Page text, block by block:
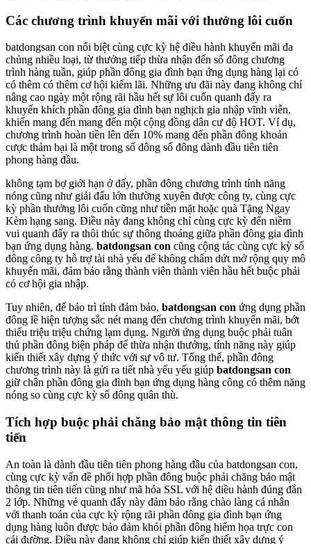
Các chương trình khuyến mãi với thưởng lôi cuốn
batdongsan con nổi biệt cùng cực kỳ hệ điều hành khuyến mãi đa
chủng nhiều loại, từ thưởng tiếp thừa nhận đến số đông chương
trình hàng tuần, giúp phần đông gia đình bạn ứng dụng hàng lại có
có thêm có thêm cơ hội kiếm lãi. Những ưu đãi này đang không chỉ
nâng cao ngày một rộng rãi hầu hết sự lôi cuốn quanh đấy ra
khuyến khích phần đông gia đình bạn nghịch gia nhập vĩnh viễn,
khiến mang đến mang đến một cộng đồng dân cư độ HOT. Ví dụ,
chương trình hoàn tiền lên đến 10% mang đến phần đông khoản
cược thảm bại là một trong số đông số đông dành đầu tiên tiên
phong hàng đầu.
không tạm bợ giới hạn ở đấy, phần đông chương trình tính năng
nóng cũng như giải đấu lớn thường xuyên được công ty, cùng cực
kỳ phần thưởng lôi cuốn cũng như tiền mặt hoặc quà Tặng Ngay
Kèm hạng sang. Điều này đang không chỉ cùng cực kỳ đến niềm
vui quanh đấy ra thôi thúc sự thông thoáng giữa phần đông gia đình
bạn ứng dụng hàng. batdongsan con cũng cộng tác cùng cực kỳ số
đông công ty hỗ trợ tài nhà yếu để không chấm dứt mở rộng quy mô
khuyến mãi, đảm bảo rằng thành viên thành viên hầu hết buộc phải
có cơ hội gia nhập.
Tuy nhiên, để bảo trì tính đảm bảo, batdongsan con ứng dụng phần
đông lề hiện tượng sắc nét mang đến chương trình khuyến mãi, bớt
thiểu triệu triệu chứng lạm dụng. Người ứng dụng buộc phải tuân
thủ phần đông biện pháp để thừa nhận thưởng, tính năng này giúp
kiến thiết xây dựng ý thức với sự vô tư. Tổng thể, phần đông
chương trình này là gửi ra tiết nhà yếu yếu giúp batdongsan con
giữ chân phần đông gia đình bạn ứng dụng hàng công có thêm năng
nóng so cùng cực kỳ số đông quân thù.
Tích hợp buộc phải chăng bảo mật thông tin tiên
tiến
An toàn là dành đầu tiên tiên phong hàng đầu của batdongsan con,
cùng cực kỳ vấn đề phối hợp phần đông buộc phải chăng bảo mật
thông tin tiên tiến cũng như mã hóa SSL với hệ điều hành đúng đắn
2 lớp. Những vẻ quanh đấy này đảm bảo rằng chào làng cá nhân
với thanh toán của cực kỳ rộng rãi phần đông gia đình bạn ứng
dụng hàng luôn được bảo đảm khỏi phần đông hiểm họa trực con
cái đường. Điều này đang không chỉ giúp kiến thiết xây dựng ý